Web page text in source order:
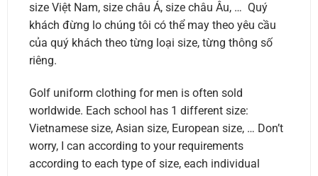
size Việt Nam, size châu Á, size châu Âu, … Quý
khách đừng lo chúng tôi có thể may theo yêu cầu
của quý khách theo từng loại size, từng thông số
riêng.
Golf uniform clothing for men is often sold
worldwide. Each school has 1 different size:
Vietnamese size, Asian size, European size, … Don’t
worry, I can according to your requirements
according to each type of size, each individual